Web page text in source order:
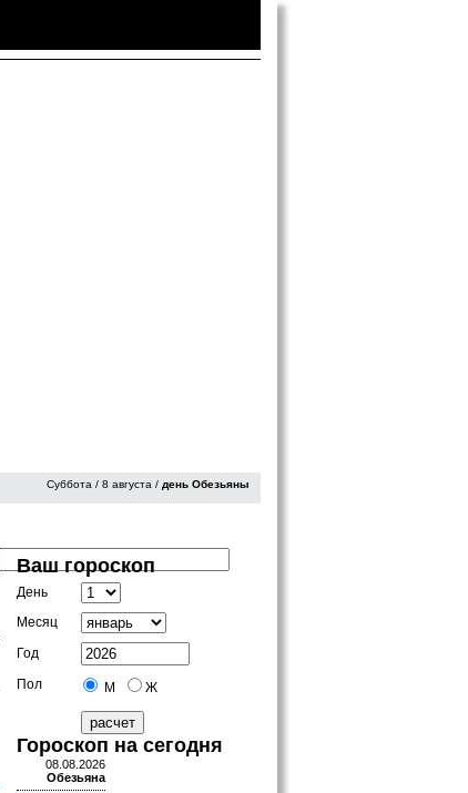
Суббота / 8 августа / день Обезьяны
Ваш гороскоп
День
Месяц
Год
Пол
М Ж
Гороскоп на сегодня
08.08.2026
Обезьяна